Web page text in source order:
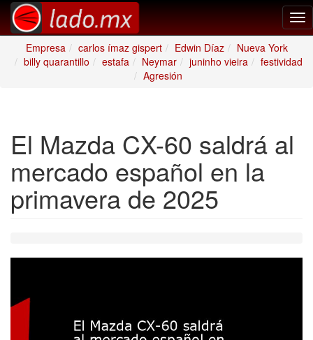
Empresa
carlos ímaz gispert Edwin Díaz
Nueva York
billy quarantillo
estafa Neymar juninho vieira
festividad
Agresión
El Mazda CX-60 saldrá al
mercado español en la
primavera de 2025